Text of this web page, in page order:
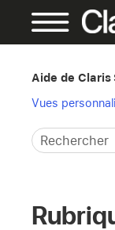
Aide de Claris
Vues